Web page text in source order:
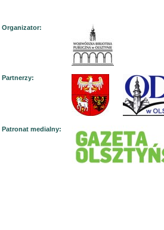
Organizator:
Partnerzy:
Patronat medialny: